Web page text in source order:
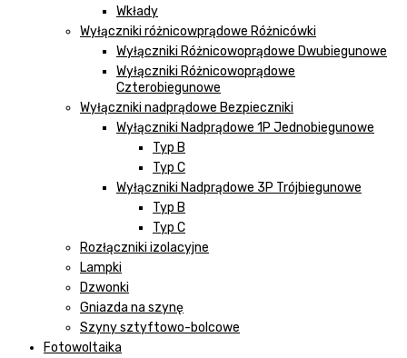
Wkłady
Wyłączniki różnicowprądowe Różnicówki
Wyłączniki Różnicowoprądowe Dwubiegunowe
Wyłączniki Różnicowoprądowe
Czterobiegunowe
Wyłączniki nadprądowe Bezpieczniki
Wyłączniki Nadprądowe 1P Jednobiegunowe
Typ B
Typ C
Wyłączniki Nadprądowe 3P Trójbiegunowe
Typ B
Typ C
Rozłączniki izolacyjne
Lampki
Dzwonki
Gniazda na szynę
Szyny sztyftowo-bolcowe
Fotowoltaika